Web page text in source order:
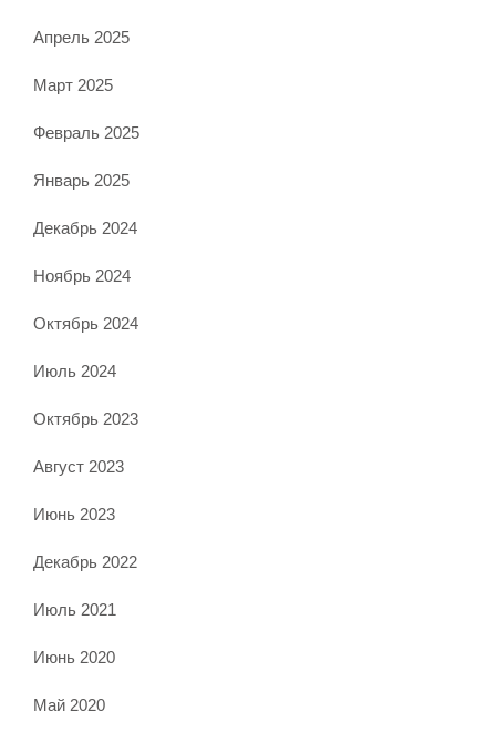
Апрель 2025
Март 2025
Февраль 2025
Январь 2025
Декабрь 2024
Ноябрь 2024
Октябрь 2024
Июль 2024
Октябрь 2023
Август 2023
Июнь 2023
Декабрь 2022
Июль 2021
Июнь 2020
Май 2020